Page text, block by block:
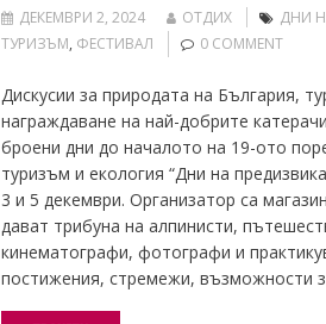
ДЕКЕМВРИ 2, 2024 ОТДИХ ДНИ
ТУРИЗЪМ, ФЕСТИВАЛ 0 COMMENT
Дискусии за природата на България,
награждаване на най-добрите
броени дни до началото на 19-ото
туризъм и екология “Дни на
3 и 5 декември. Организатор са
дават трибуна на алпинисти,
кинематографи, фотографи и
постижения, стремежи, възможности